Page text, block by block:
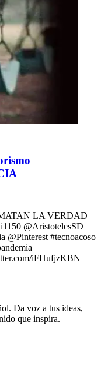
LA VERDAD
@AristotelesSD
#tecnoacoso
iFHufjzKBN
Da voz a tus ideas,
que inspira.